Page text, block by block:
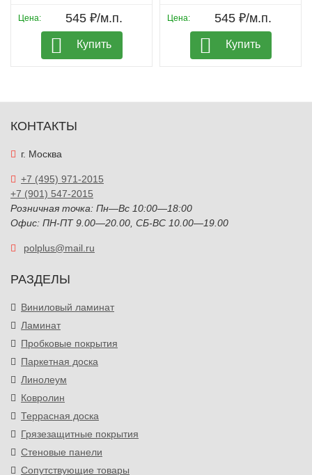
Цена: 545 ₽/м.п.
Купить
Цена: 545 ₽/м.п.
Купить
КОНТАКТЫ
г. Москва
+7 (495) 971-2015
+7 (901) 547-2015
Розничная точка: Пн—Вс 10:00—18:00
Офис: ПН-ПТ 9.00—20.00, СБ-ВС 10.00—19.00
polplus@mail.ru
РАЗДЕЛЫ
Виниловый ламинат
Ламинат
Пробковые покрытия
Паркетная доска
Линолеум
Ковролин
Террасная доска
Грязезащитные покрытия
Стеновые панели
Сопутствующие товары